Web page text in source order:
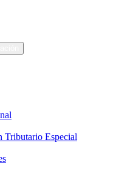
Tributario Especial